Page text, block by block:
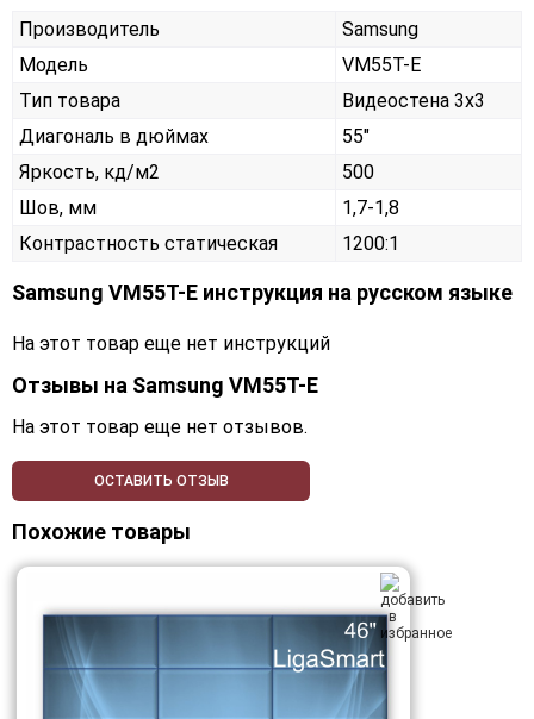
Производитель
Samsung
Модель
VM55T-E
Тип товара
Видеостена 3х3
Диагональ в дюймах
55"
Яркость, кд/м2
500
Шов, мм
1,7-1,8
Контрастность статическая
1200:1
Samsung VM55T-E инструкция на русском языке
На этот товар еще нет инструкций
Отзывы на Samsung VM55T-E
На этот товар еще нет отзывов.
ОСТАВИТЬ ОТЗЫВ
Похожие товары